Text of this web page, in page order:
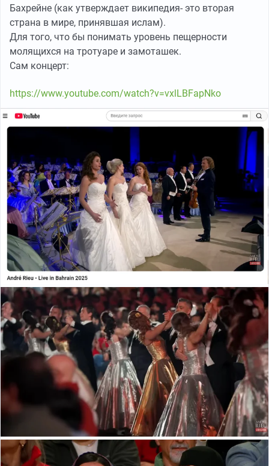
Бахрейне (как утверждает википедия- это вторая
страна в мире, принявшая ислам).
Для того, что бы понимать уровень пещерности
молящихся на тротуаре и замоташек.
Сам концерт:
https://www.youtube.com/watch?v=vxlLBFapNko